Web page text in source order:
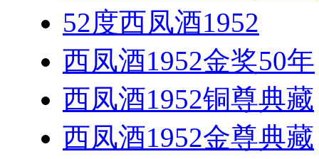
52度西凤酒1952
西凤酒1952金奖50年
西凤酒1952铜尊典藏
西凤酒1952金尊典藏